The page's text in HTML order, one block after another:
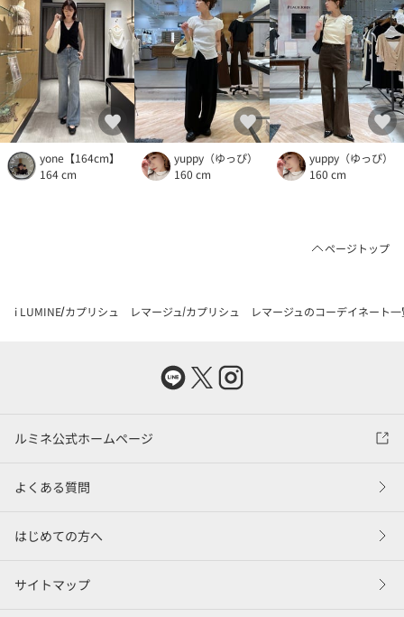
yone【164cm】
164 cm
yuppy（ゆっぴ）
160 cm
yuppy（ゆっぴ）
160 cm
ページトップ
i LUMINE カプリシュ レマージュ カプリシュ レマージュのコーデイネート一
ルミネ公式ホームページ
よくある質問
はじめての方へ
サイトマップ